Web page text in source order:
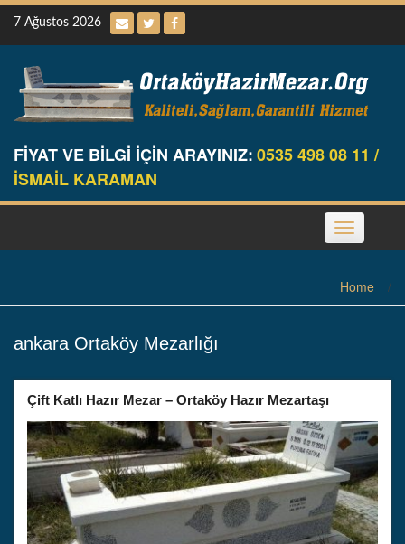
Skip
content
7 Ağustos 2026
FİYAT VE BİLGİ İÇİN ARAYINIZ:0535 498 08 11 /
İSMAİL KARAMAN
Toggle
navigation
Home /
ankara Ortaköy Mezarlığı
Çift Katlı Hazır Mezar – Ortaköy Hazır Mezartaşı